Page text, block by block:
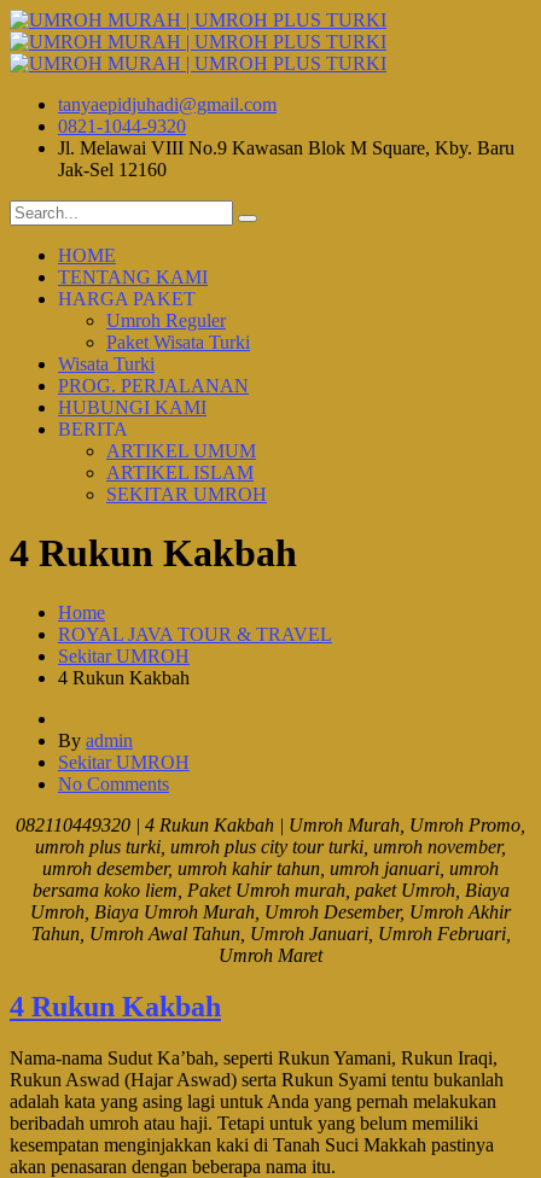
tanyaepidjuhadi@gmail.com
0821-1044-9320
Jl. Melawai VIII No.9 Kawasan Blok M Square, Kby. Baru
Jak-Sel 12160
HOME
TENTANG KAMI
HARGA PAKET
Umroh Reguler
Paket Wisata Turki
Wisata Turki
PROG. PERJALANAN
HUBUNGI KAMI
BERITA
ARTIKEL UMUM
ARTIKEL ISLAM
SEKITAR UMROH
4 Rukun Kakbah
Home
ROYAL JAVA TOUR & TRAVEL
Sekitar UMROH
4 Rukun Kakbah
By admin
Sekitar UMROH
No Comments
082110449320 | 4 Rukun Kakbah | Umroh Murah, Umroh Promo,
umroh plus turki, umroh plus city tour turki, umroh november,
umroh desember, umroh kahir tahun, umroh januari, umroh
bersama koko liem, Paket Umroh murah, paket Umroh, Biaya
Umroh, Biaya Umroh Murah, Umroh Desember, Umroh Akhir
Tahun, Umroh Awal Tahun, Umroh Januari, Umroh Februari,
Umroh Maret
4 Rukun Kakbah
Nama-nama Sudut Ka’bah, seperti Rukun Yamani, Rukun Iraqi,
Rukun Aswad (Hajar Aswad) serta Rukun Syami tentu bukanlah
adalah kata yang asing lagi untuk Anda yang pernah melakukan
beribadah umroh atau haji. Tetapi untuk yang belum memiliki
kesempatan menginjakkan kaki di Tanah Suci Makkah pastinya
akan penasaran dengan beberapa nama itu.